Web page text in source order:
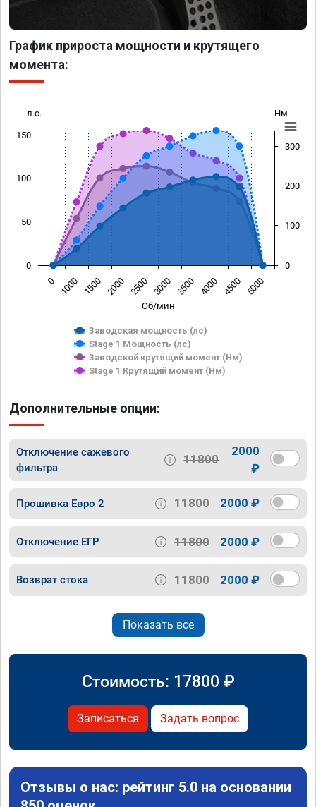
График прироста мощности и крутящего
момента:
Об/мин
л.с. Нм
Заводская мощность (лс)
Stage 1 Мощность (лс)
Заводской крутящий момент (Нм)
Stage 1 Крутящий момент (Нм)
0 1000 1500 2000 2500 3000 3500 4000 4500 5000
0
50
100
150
0
100
200
300
Дополнительные опции:
Отключение сажевого
фильтра
11800
2000
₽
Прошивка Евро 2 11800 2000 ₽
Отключение ЕГР 11800 2000 ₽
Возврат стока 11800 2000 ₽
Показать все
Стоимость: 17800 ₽
Записаться Задать вопрос
Отзывы о нас: рейтинг 5.0 на основании